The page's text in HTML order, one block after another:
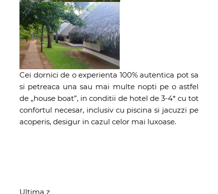
Cei dornici de o experienta 100% autentica pot sa
si petreaca una sau mai multe nopti pe o astfel
de „house boat”, in conditii de hotel de 3-4* cu tot
confortul necesar, inclusiv cu piscina si jacuzzi pe
acoperis, desigur in cazul celor mai luxoase.
Ultima z